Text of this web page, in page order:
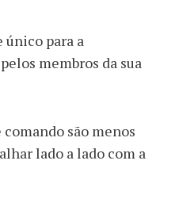
único para a
membros da sua
são menos
lado a lado com a